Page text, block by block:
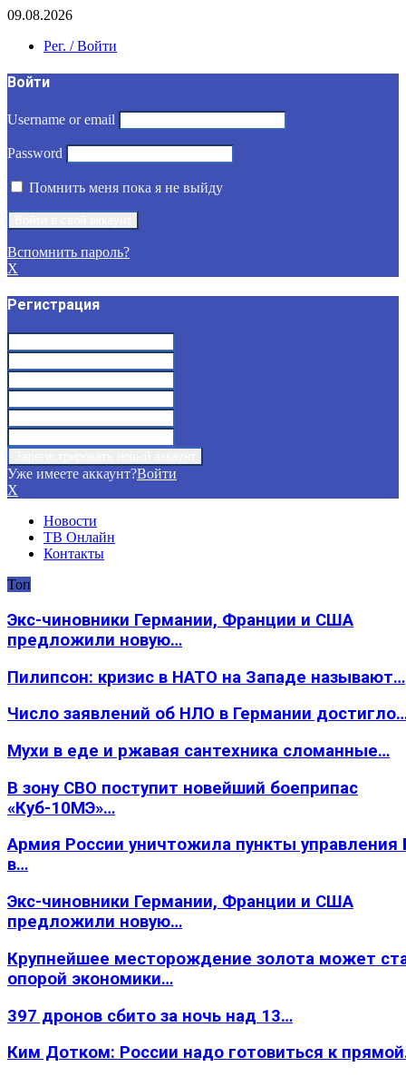
09.08.2026
Рег. / Войти
Войти
Username or email
Password
Помнить меня пока я не выйду
Вспомнить пароль?
X
Регистрация
Уже имеете аккаунт?Войти
X
Новости
ТВ Онлайн
Контакты
Топ
Экс-чиновники Германии, Франции и США
предложили новую…
Пилипсон: кризис в НАТО на Западе называют…
Число заявлений об НЛО в Германии
Мухи в еде и ржавая сантехника сломанные…
В зону СВО поступит новейший боеприпас
«Куб-10МЭ»…
Армия России уничтожила пункты
в…
Экс-чиновники Германии, Франции и США
предложили новую…
Крупнейшее месторождение золота может
опорой экономики…
397 дронов сбито за ночь над 13…
Ким Дотком: России надо готовиться к